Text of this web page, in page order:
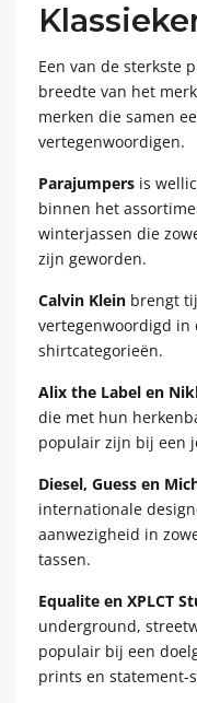
Een van de sterkste
breedte van het
merken die samen
vertegenwoordigen.
Parajumpers is
binnen het
winterjassen die
zijn geworden.
Calvin Klein brengt
vertegenwoordigd in
shirtcategorieën.
Alix the Label en
die met hun
populair zijn bij een
Diesel, Guess en
internationale
aanwezigheid in
tassen.
Equalite en XPLCT
underground,
populair bij een
prints en statement-